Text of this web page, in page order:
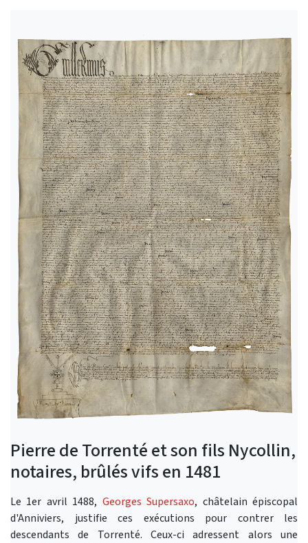
Pierre de Torrenté et son fils Nycollin,
notaires, brûlés vifs en 1481
Le 1er avril 1488, Georges Supersaxo, châtelain épiscopal
d'Anniviers, justifie ces exécutions pour contrer les
descendants de Torrenté. Ceux-ci adressent alors une